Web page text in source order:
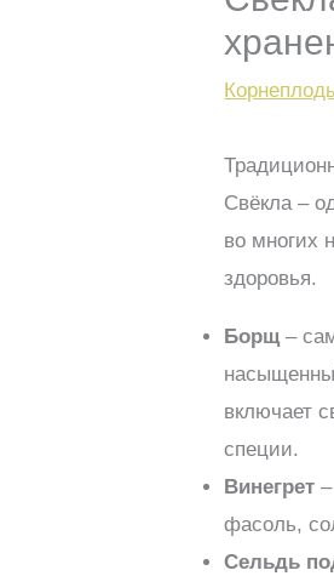
Свёкла –
во многих
здоровья.
Борщ –
включает
специи.
Винегрет
фасоль,
Сельдь